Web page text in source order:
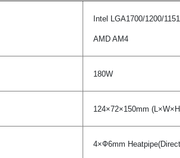
Intel LGA1700/1200/
AMD AM4
180W
124×72×150mm
4×Ф6mm